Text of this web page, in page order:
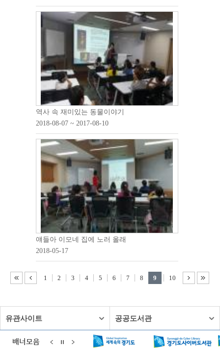
역사 속 재미있는 동물이야기
2018-08-07 ~ 2017-08-10
얘들아 이모네 집에 노러 올래
2018-05-17
1 2 3 4 5 6 7 8 9 10
유관사이트 공공도서관
배너모음